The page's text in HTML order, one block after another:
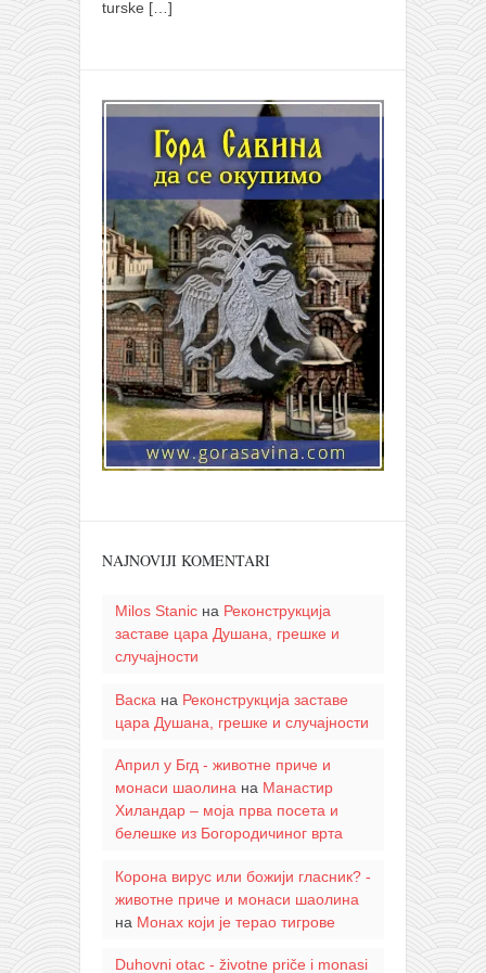
turske […]
NAJNOVIJI KOMENTARI
Milos Stanicна Реконструкција
заставе цара Душана, грешке и
случајности
Васка на Реконструкција заставе
цара Душана, грешке и случајности
Април у Бгд - животне приче и
монаси шаолина на Манастир
Хиландар – моја прва посета и
белешке из Богородичиног врта
Корона вирус или божији гласник? -
животне приче и монаси шаолина
на Монах који је терао тигрове
Duhovni otac - životne priče i monasi